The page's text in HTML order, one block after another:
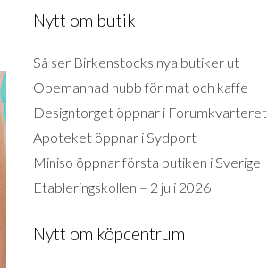
Nytt om butik
Så ser Birkenstocks nya butiker ut
Obemannad hubb för mat och kaffe
Designtorget öppnar i Forumkvarteret
Apoteket öppnar i Sydport
Miniso öppnar första butiken i Sverige
Etableringskollen – 2 juli 2026
Nytt om köpcentrum